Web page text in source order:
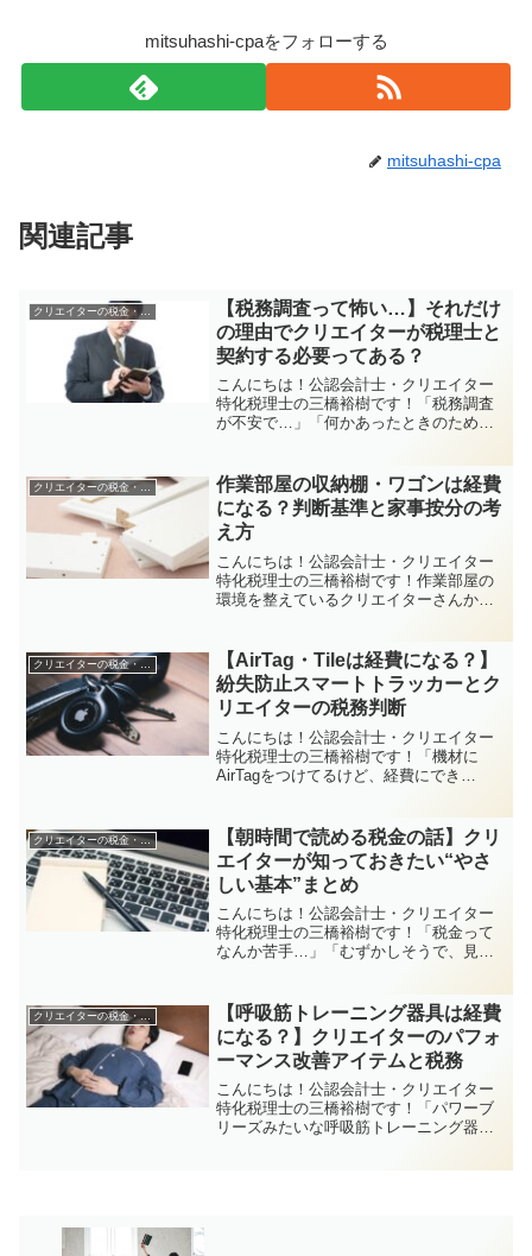
mitsuhashi-cpaをフォローする
mitsuhashi-cpa
関連記事
クリエイターの税金・申告関係
【税務調査って怖い…】それだけ
の理由でクリエイターが税理士と
契約する必要ってある？
こんにちは！公認会計士・クリエイター
特化税理士の三橋裕樹です！「税務調査
が不安で…」「何かあったときのために
ます。今回は、税務調査だけを理由に税
理士と顧問契約する必要があ...
クリエイターの税金・申告関係
作業部屋の収納棚・ワゴンは経費
になる？判断基準と家事按分の考
え方
こんにちは！公認会計士・クリエイター
特化税理士の三橋裕樹です！作業部屋の
環境を整えているクリエイターさんか
んですが、経費にできますか？」「ワゴ
ンに仕事道具とプライベートの...
【AirTag・Tileは経費になる？】
紛失防止スマートトラッカーとク
リエイターの税務判断
こんにちは！公認会計士・クリエイター
特化税理士の三橋裕樹です！「機材に
AirTagをつけてるけど、経費にでき
んなお悩みを持つクリエイター、少なく
ないですよね！そこ...
クリエイターの税金・申告関係
【朝時間で読める税金の話】クリ
エイターが知っておきたい“やさ
しい基本”まとめ
こんにちは！公認会計士・クリエイター
特化税理士の三橋裕樹です！「税金って
なんか苦手…」「むずかしそうで、見な
める“やさしい税金の話”をまとめてみまし
た！全部読んでも5分...
クリエイターの税金・申告関係
【呼吸筋トレーニング器具は経費
になる？】クリエイターのパフォ
ーマンス改善アイテムと税務
こんにちは！公認会計士・クリエイター
特化税理士の三橋裕樹です！「パワーブ
リーズみたいな呼吸筋トレーニング器具